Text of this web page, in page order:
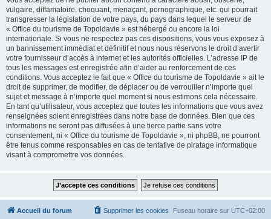
vulgaire, diffamatoire, choquant, menaçant, pornographique, etc. qui pourrait
transgresser la législation de votre pays, du pays dans lequel le serveur de
« Office du tourisme de Topoldavie » est hébergé ou encore la loi
internationale. Si vous ne respectez pas ces dispositions, vous vous exposez à
un bannissement immédiat et définitif et nous nous réservons le droit d’avertir
votre fournisseur d’accès à internet et les autorités officielles. L’adresse IP de
tous les messages est enregistrée afin d’aider au renforcement de ces
conditions. Vous acceptez le fait que « Office du tourisme de Topoldavie » ait le
droit de supprimer, de modifier, de déplacer ou de verrouiller n’importe quel
sujet et message à n’importe quel moment si nous estimons cela nécessaire.
En tant qu’utilisateur, vous acceptez que toutes les informations que vous avez
renseignées soient enregistrées dans notre base de données. Bien que ces
informations ne seront pas diffusées à une tierce partie sans votre
consentement, ni « Office du tourisme de Topoldavie », ni phpBB, ne pourront
être tenus comme responsables en cas de tentative de piratage informatique
visant à compromettre vos données.
Accueil du forum Fuseau horaire sur UTC+02:00
Supprimer les cookies